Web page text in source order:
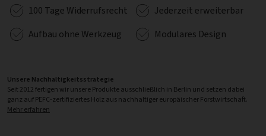
100 Tage Widerrufsrecht
Jederzeit erweiterbar
Aufbau ohne Werkzeug
Modulares Design
Unsere Nachhaltigkeitsstrategie
Seit 2012 fertigen wir unsere Produkte ausschließlich in Berlin und setzen dabei
ganz auf PEFC-zertifiziertes Holz aus nachhaltiger europäischer Forstwirtschaft.
Mehr erfahren